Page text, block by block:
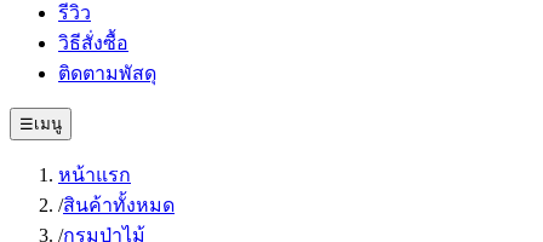
รีวิว
วิธีสั่งซื้อ
ติดตามพัสดุ
☰เมนู
หน้าแรก
/สินค้าทั้งหมด
/กรมป่าไม้